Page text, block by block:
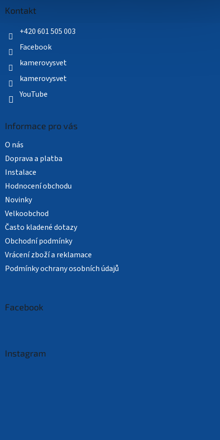
Kontakt
+420 601 505 003
Facebook
kamerovysvet
kamerovysvet
YouTube
Informace pro vás
O nás
Doprava a platba
Instalace
Hodnocení obchodu
Novinky
Velkoobchod
Často kladené dotazy
Obchodní podmínky
Vrácení zboží a reklamace
Podmínky ochrany osobních údajů
Facebook
Instagram